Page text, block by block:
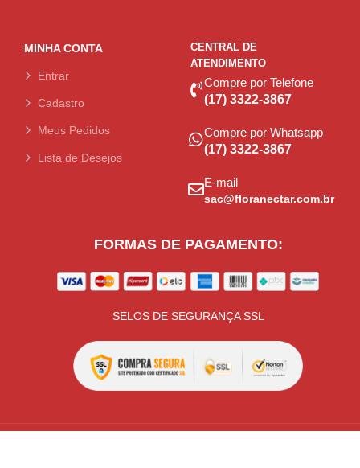
MINHA CONTA
Entrar
Cadastro
Meus Pedidos
Lista de Desejos
CENTRAL DE
ATENDIMENTO
Compre por Telefone
(17) 3322-3867
Compre por Whatsapp
(17) 3322-3867
E-mail
sac@floranectar.com.br
FORMAS DE PAGAMENTO:
SELOS DE SEGURANÇA SSL